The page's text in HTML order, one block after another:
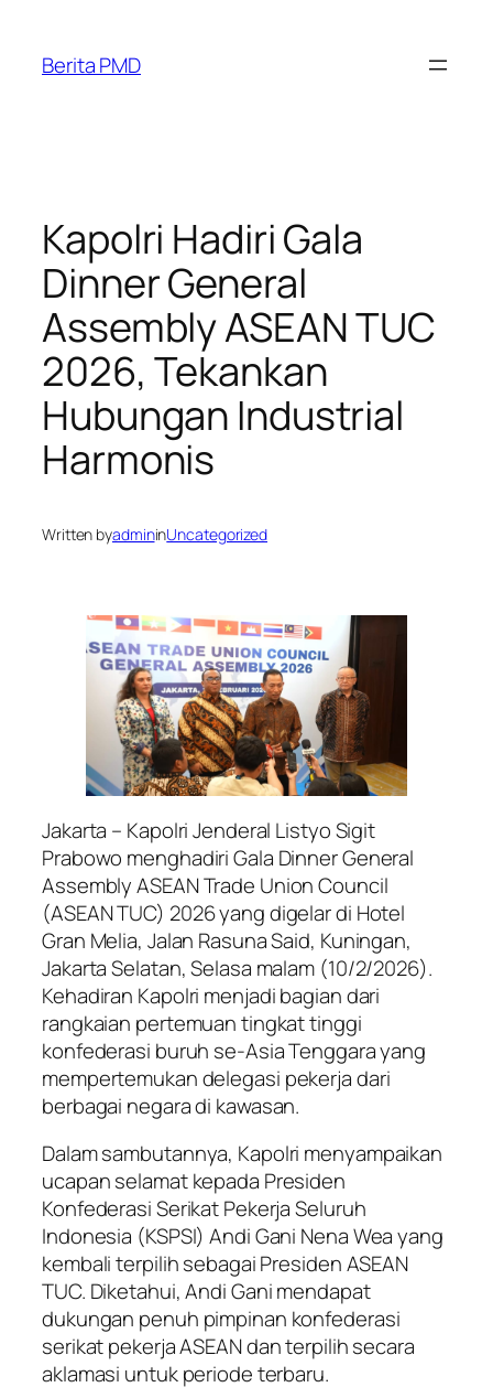
content
Berita PMD
Kapolri Hadiri Gala
Dinner General
Assembly ASEAN TUC
2026, Tekankan
Hubungan Industrial
Harmonis
Written byadmininUncategorized
Jakarta – Kapolri Jenderal Listyo Sigit
Prabowo menghadiri Gala Dinner General
Assembly ASEAN Trade Union Council
(ASEAN TUC) 2026 yang digelar di Hotel
Gran Melia, Jalan Rasuna Said, Kuningan,
Jakarta Selatan, Selasa malam (10/2/2026).
Kehadiran Kapolri menjadi bagian dari
rangkaian pertemuan tingkat tinggi
konfederasi buruh se-Asia Tenggara yang
mempertemukan delegasi pekerja dari
berbagai negara di kawasan.
Dalam sambutannya, Kapolri menyampaikan
ucapan selamat kepada Presiden
Konfederasi Serikat Pekerja Seluruh
Indonesia (KSPSI) Andi Gani Nena Wea yang
kembali terpilih sebagai Presiden ASEAN
TUC. Diketahui, Andi Gani mendapat
dukungan penuh pimpinan konfederasi
serikat pekerja ASEAN dan terpilih secara
aklamasi untuk periode terbaru.